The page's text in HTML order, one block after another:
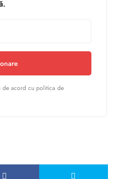
de acord cu politica de